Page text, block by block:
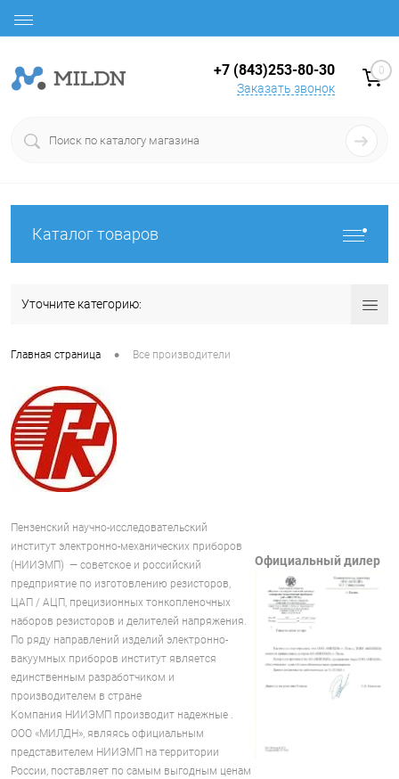
+7 (843)253-80-30
Заказать звонок
0
Каталог товаров
Уточните категорию:
Главная страница • Все производители
Пензенский научно-исследовательский
институт электронно-механических приборов
(НИИЭМП) — советское и российский
предприятие по изготовлению резисторов,
ЦАП / АЦП, прецизионных тонкопленочных
наборов резисторов и делителей напряжения.
По ряду направлений изделий электронно-
вакуумных приборов институт является
единственным разработчиком и
производителем в стране
Компания НИИЭМП производит надежные .
ООО «МИЛДН», являясь официальным
представителем НИИЭМП на территории
России, поставляет по самым выгодным ценам
Официальный дилер